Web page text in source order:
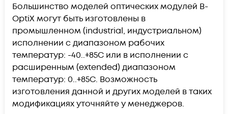
Большинство моделей оптических модулей B-
OptiX могут быть изготовлены в
промышленном (industrial, индустриальном)
исполнении с диапазоном рабочих
температур: -40..+85С или в исполнении с
расширенным (extended) диапазоном
температур: 0..+85С. Возможность
изготовления данной и других моделей в таких
модификациях уточняйте у менеджеров.